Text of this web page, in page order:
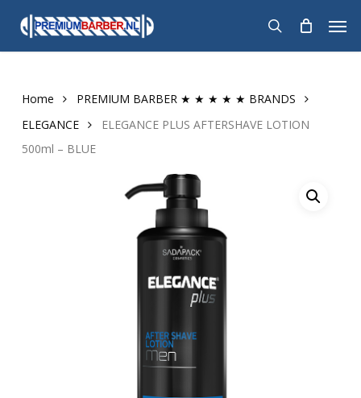
main
search
Home
PREMIUM BARBER ★ ★ ★ ★ ★ BRANDS
ELEGANCE
ELEGANCE PLUS AFTERSHAVE LOTION
500ml – BLUE